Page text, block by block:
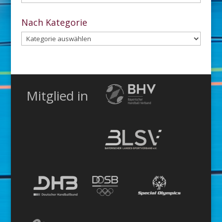
dem
Archiv
Nach Kategorie
Nach
Kategorie
Mitglied in